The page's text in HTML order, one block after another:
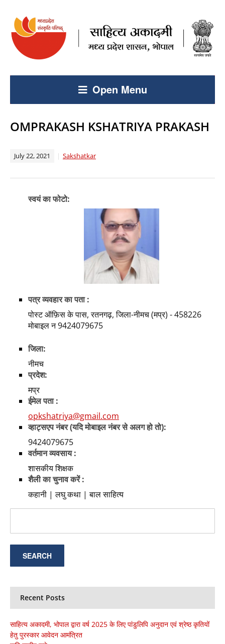
Open Menu
OMPRAKASH KSHATRIYA PRAKASH
July 22, 2021 Sakshatkar
स्वयं का फोटो:
पत्र व्यवहार का पता :
पोस्ट ऑफ़िस के पास, रतनगढ़, जिला-नीमच (मप्र) - 458226
मोबाइल न 9424079675
जिला:
नीमच
प्रदेश:
मप्र
ईमेल पता :
opkshatriya@gmail.com
व्हाट्सएप नंबर (यदि मोबाइल नंबर से अलग हो तो):
9424079675
वर्तमान व्यवसाय :
शासकीय शिक्षक
शैली का चुनाव करें :
कहानी | लघु कथा | बाल साहित्य
Recent Posts
साहित्य अकादमी, भोपाल द्वारा वर्ष 2025 के लिए पांडुलिपि अनुदान एवं श्रेष्ठ कृतियों
हेतु पुरस्कार आवेदन आमंत्रित